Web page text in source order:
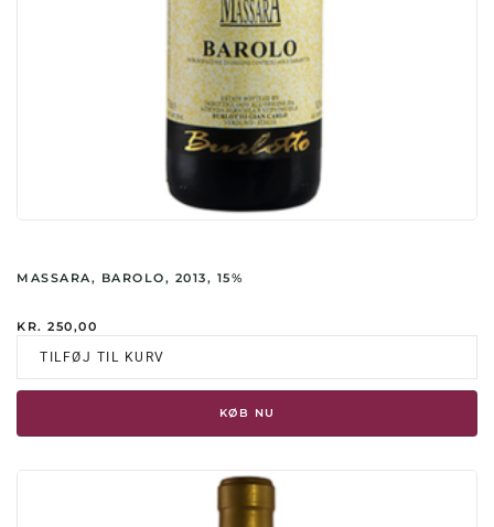
MASSARA, BAROLO, 2013, 15%
KR. 250,00
TILFØJ TIL KURV
KØB NU